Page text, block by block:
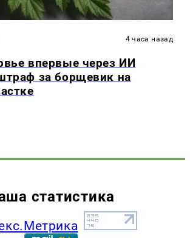
4 часа назад
впервые через ИИ
за борщевик на
статистика